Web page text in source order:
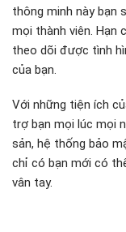
thông minh này bạn
mọi thành viên. Hạn
theo dõi được tình
của bạn.
Với những tiện ích
trợ bạn mọi lúc mọi
sản, hệ thống bảo
chỉ có bạn mới có
vân tay.